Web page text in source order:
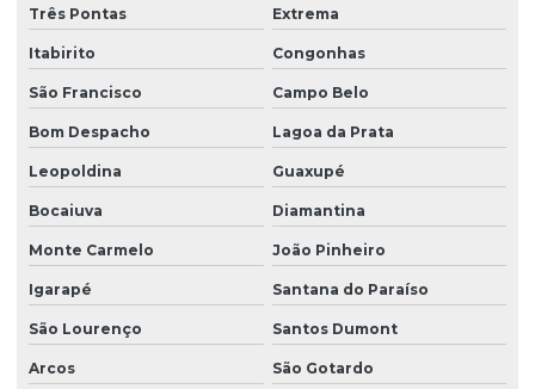
Três Pontas Extrema
Itabirito Congonhas
São Francisco Campo Belo
Bom Despacho Lagoa da Prata
Leopoldina Guaxupé
Bocaiuva Diamantina
Monte Carmelo João Pinheiro
Igarapé Santana do Paraíso
São Lourenço Santos Dumont
Arcos São Gotardo